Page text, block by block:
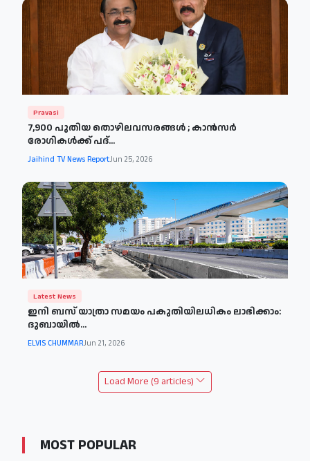
Pravasi
7,900 പുതിയ തൊഴിലവസരങ്ങള്‍ ; കാന്‍സര്‍
രോഗികള്‍ക്ക് പദ്...
Jaihind TV News ReportJun 25, 2026
Latest News
ഇനി ബസ് യാത്രാ സമയം പകുതിയിലധികം ലാഭിക്കാം​:
ദുബായില്‍...
ELVIS CHUMMARJun 21, 2026
Load More (9 articles)
MOST POPULAR